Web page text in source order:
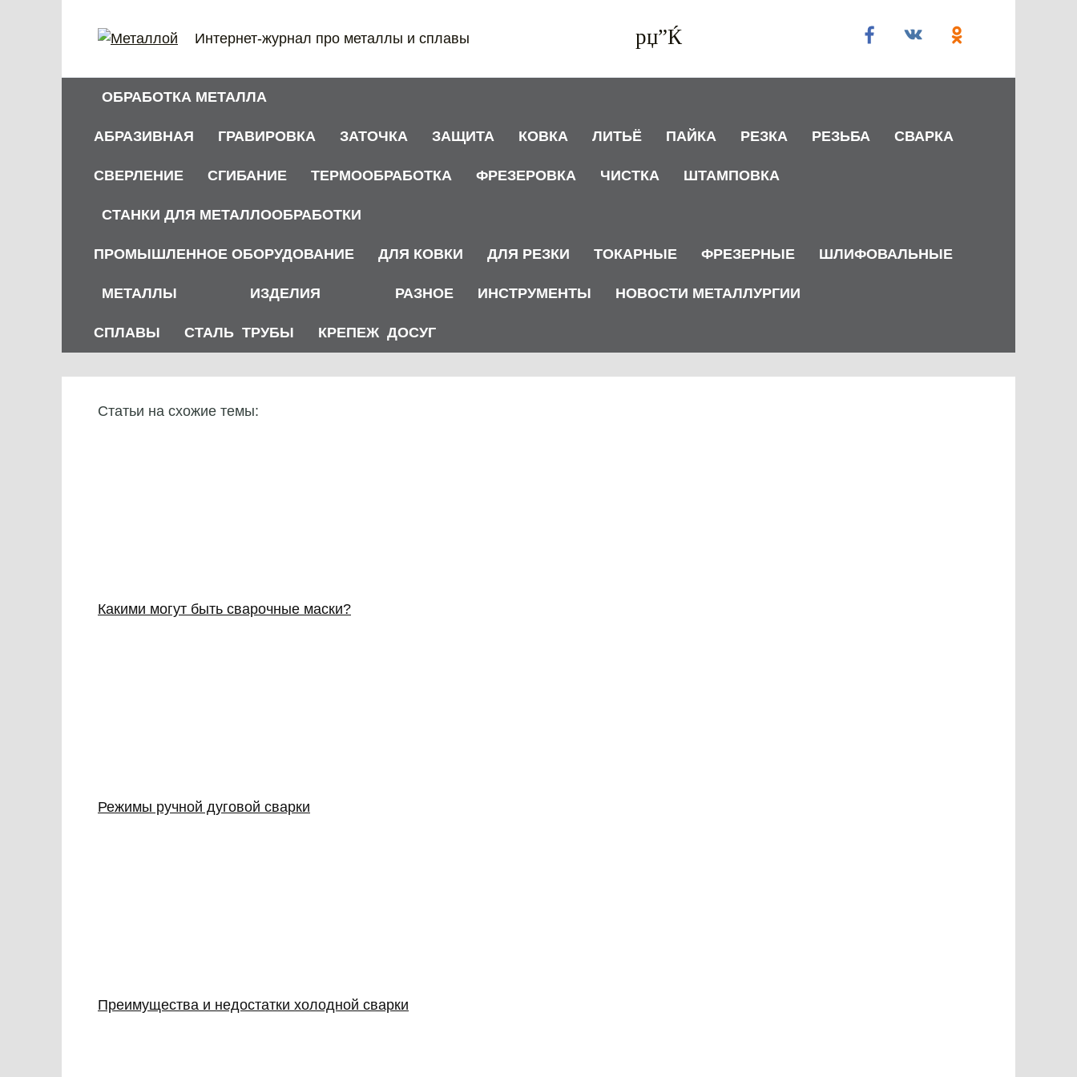
Интернет-журнал про металлы и сплавы
ОБРАБОТКА МЕТАЛЛА
АБРАЗИВНАЯ ГРАВИРОВКА ЗАТОЧКА ЗАЩИТА КОВКА ЛИТЬЁ ПАЙКА РЕЗКА РЕЗЬБА СВАРКА
СВЕРЛЕНИЕ СГИБАНИЕ ТЕРМООБРАБОТКА ФРЕЗЕРОВКА ЧИСТКА ШТАМПОВКА
СТАНКИ ДЛЯ МЕТАЛЛООБРАБОТКИ
ПРОМЫШЛЕННОЕ ОБОРУДОВАНИЕ ДЛЯ КОВКИ ДЛЯ РЕЗКИ ТОКАРНЫЕ ФРЕЗЕРНЫЕ ШЛИФОВАЛЬНЫЕ
МЕТАЛЛЫ
СПЛАВЫ СТАЛЬ
ИЗДЕЛИЯ
ТРУБЫ КРЕПЕЖ
РАЗНОЕ
ДОСУГ
ИНСТРУМЕНТЫ НОВОСТИ МЕТАЛЛУРГИИ
Статьи на схожие темы:
Какими могут быть сварочные маски?
Режимы ручной дуговой сварки
Преимущества и недостатки холодной сварки